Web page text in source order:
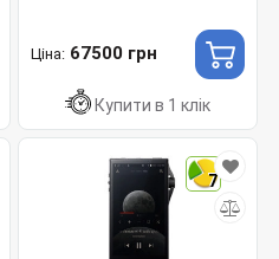
Ціна: 67500 грн
Купити в 1 клік
7